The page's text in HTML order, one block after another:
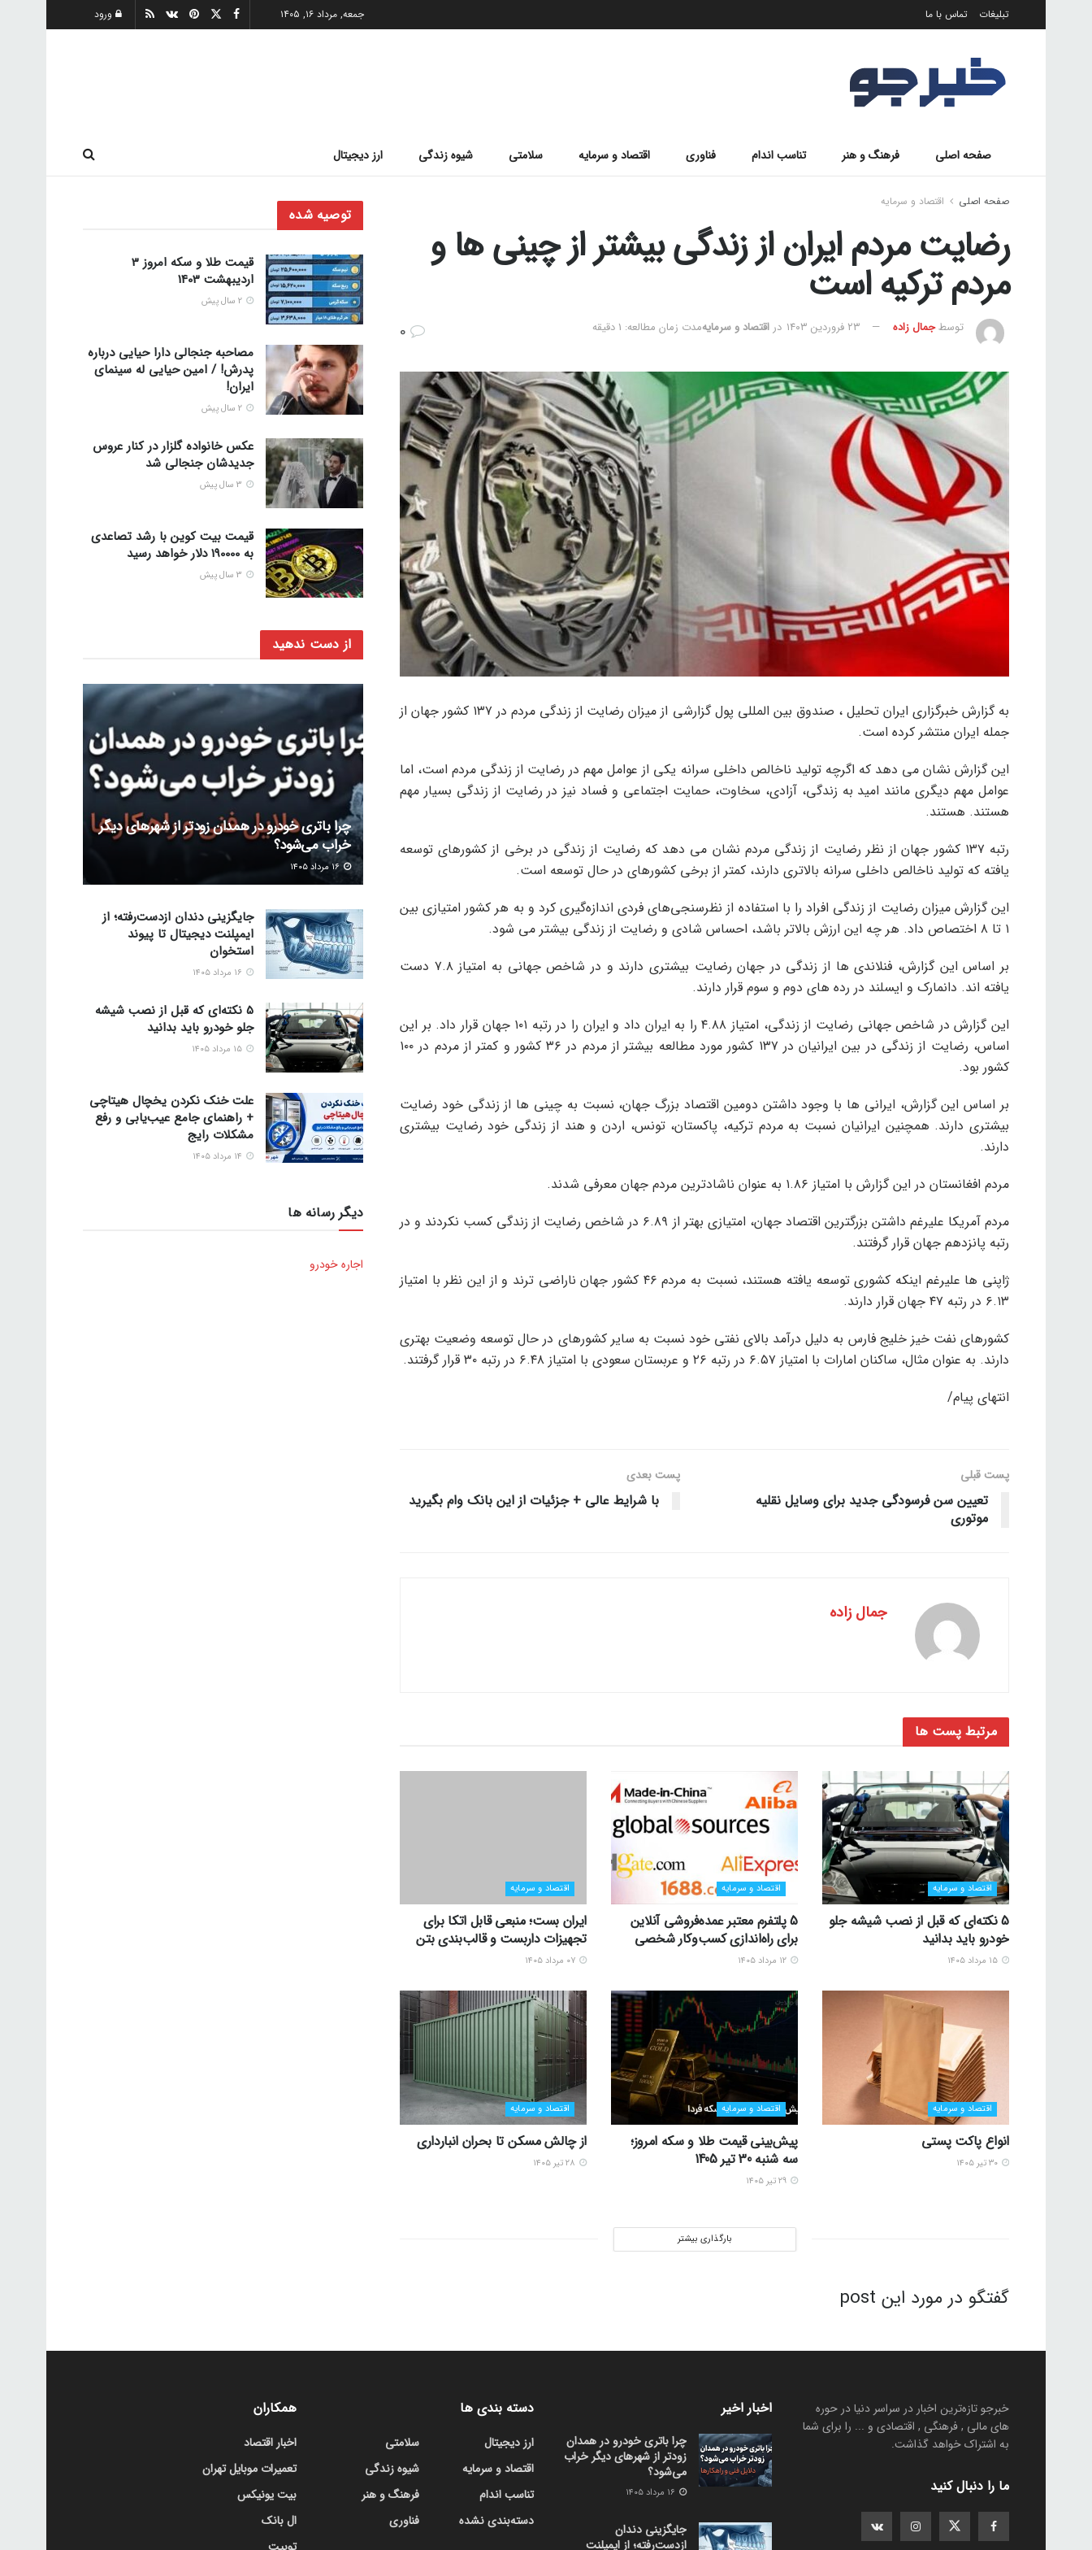
تبلیغات تماس با ما جمعه, مرداد ۱۶, ۱۴۰۵ ورود
صفحه اصلی فرهنگ و هنر تناسب اندام فناوری اقتصاد و سرمایه سلامتی شیوه زندگی ارز دیجیتال
صفحه اصلی اقتصاد و سرمایه
رضایت مردم ایران از زندگی بیشتر از چینی ها و
مردم ترکیه است
توسطجمال زاده ۲۳ فروردین ۱۴۰۳ در اقتصاد و سرمایهمدت زمان مطالعه: 1 دقیقه
به گزارش خبرگزاری ایران تحلیل ، صندوق بین المللی پول گزارشی از میزان رضایت از زندگی مردم در ۱۳۷ کشور جهان از
جمله ایران منتشر کرده است.
این گزارش نشان می دهد که اگرچه تولید ناخالص داخلی سرانه یکی از عوامل مهم در رضایت از زندگی مردم است، اما
عوامل مهم دیگری مانند امید به زندگی، آزادی، سخاوت، حمایت اجتماعی و فساد نیز در رضایت از زندگی بسیار مهم
هستند. هستند.
رتبه ۱۳۷ کشور جهان از نظر رضایت از زندگی مردم نشان می دهد که رضایت از زندگی در برخی از کشورهای توسعه
یافته که تولید ناخالص داخلی سرانه بالاتری دارند، کمتر از برخی کشورهای در حال توسعه است.
این گزارش میزان رضایت از زندگی افراد را با استفاده از نظرسنجی‌های فردی اندازه‌گیری کرد و به هر کشور امتیازی بین
۱ تا ۸ اختصاص داد. هر چه این ارزش بالاتر باشد، احساس شادی و رضایت از زندگی بیشتر می شود.
بر اساس این گزارش، فنلاندی ها از زندگی در جهان رضایت بیشتری دارند و در شاخص جهانی به امتیاز ۷.۸ دست
یافته اند. دانمارک و ایسلند در رده های دوم و سوم قرار دارند.
این گزارش در شاخص جهانی رضایت از زندگی، امتیاز ۴.۸۸ را به ایران داد و ایران را در رتبه ۱۰۱ جهان قرار داد. بر این
اساس، رضایت از زندگی در بین ایرانیان در ۱۳۷ کشور مورد مطالعه بیشتر از مردم در ۳۶ کشور و کمتر از مردم در ۱۰۰
کشور بود.
بر اساس این گزارش، ایرانی ها با وجود داشتن دومین اقتصاد بزرگ جهان، نسبت به چینی ها از زندگی خود رضایت
بیشتری دارند. همچنین ایرانیان نسبت به مردم ترکیه، پاکستان، تونس، اردن و هند از زندگی خود رضایت بیشتری
دارند.
مردم افغانستان در این گزارش با امتیاز ۱.۸۶ به عنوان ناشادترین مردم جهان معرفی شدند.
مردم آمریکا علیرغم داشتن بزرگترین اقتصاد جهان، امتیازی بهتر از ۶.۸۹ در شاخص رضایت از زندگی کسب نکردند و در
رتبه پانزدهم جهان قرار گرفتند.
ژاپنی ها علیرغم اینکه کشوری توسعه یافته هستند، نسبت به مردم ۴۶ کشور جهان ناراضی ترند و از این نظر با امتیاز
۶.۱۳ در رتبه ۴۷ جهان قرار دارند.
کشورهای نفت خیز خلیج فارس به دلیل درآمد بالای نفتی خود نسبت به سایر کشورهای در حال توسعه وضعیت بهتری
دارند. به عنوان مثال، ساکنان امارات با امتیاز ۶.۵۷ در رتبه ۲۶ و عربستان سعودی با امتیاز ۶.۴۸ در رتبه ۳۰ قرار گرفتند.
انتهای پیام/
پست قبلی
تعیین سن فرسودگی جدید برای وسایل نقلیه
موتوری
پست‌ بعدی
با شرایط عالی + جزئیات از این بانک وام بگیرید
جمال زاده
مرتبط پست ها
اقتصاد و سرمایه
5 نکته‌ای که قبل از نصب شیشه جلو
خودرو باید بدانید
اقتصاد و سرمایه
5 پلتفرم معتبر عمده‌فروشی آنلاین
برای راه‌اندازی کسب‌وکار شخصی
اقتصاد و سرمایه
ایران بست؛ منبعی قابل اتکا برای
تجهیزات داربست و قالب‌بندی بتن
اقتصاد و سرمایه
انواع پاکت پستی
اقتصاد و سرمایه
پیش‌بینی قیمت طلا و سکه امروز؛
سه شنبه 30 تیر 1405
اقتصاد و سرمایه
از چالش مسکن تا بحران انبارداری
بارگذاری بیشتر
گفتگو در مورد این post
توصیه شده
قیمت طلا و سکه امروز 3
اردیبهشت 1403
مصاحبه جنجالی دارا حیایی درباره
پدرش! / امین حیایی له سینمای
ایران!
عکس خانواده گلزار در کنار عروس
جدیدشان جنجالی شد
قیمت بیت کوین با رشد تصاعدی
به 190000 دلار خواهد رسید
از دست ندهید
چرا باتری خودرو در همدان زودتر از شهرهای دیگر
خراب می‌شود؟
جایگزینی دندان ازدست‌رفته؛ از
ایمپلنت دیجیتال تا پیوند
استخوان
5 نکته‌ای که قبل از نصب شیشه
جلو خودرو باید بدانید
علت خنک نکردن یخچال هیتاچی
+ راهنمای جامع عیب‌یابی و رفع
مشکلات رایج
دیگر رسانه ها
اجاره خودرو
خبرجو تازه‌ترین اخبار در سراسر دنیا در حوره
های مالی , فرهنگی , اقتصادی و ... را برای شما
به اشتراک خواهد گذاشت.
ما را دنبال کنید
اخبار اخیر
چرا باتری خودرو در همدان
زودتر از شهرهای دیگر خراب
می‌شود؟
جایگزینی دندان
ازدست‌رفته؛ از ایمپلنت
دسته بندی ها
ارز دیجیتال
اقتصاد و سرمایه
تناسب اندام
دسته‌بندی نشده
سلامتی
شیوه زندگی
فرهنگ و هنر
فناوری
همکاران
اخبار اقتصاد
تعمیرات موبایل تهران
بیت یونیکس
ال بانک